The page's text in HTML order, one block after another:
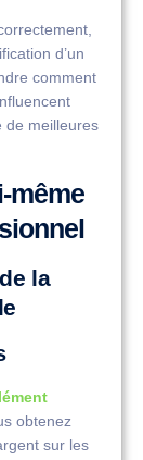
d’un
comment
de meilleures
même
la
obtenez
sur les